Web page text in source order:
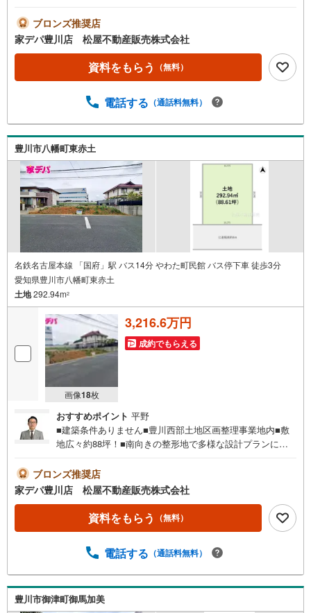
川市・知立市・浜松市の4店舗営業中！三河エリア・遠州エ
リアの物件ならおまかせください。新築戸建、中古戸建、
中古マンション、土地をお客様のご希望に合わせてご提案
いたします！・中古物件のリフォーム実績多数！中古物件
をご購入の際、約70％という多くの方々がリフォームを行
お住まいを実現できます。・キッズスペース用意しており
お電話でのお問い合わせがスムーズにご案内できます。右
下の電話ボタンをタッチ！もしくはお気軽にお電話くださ
い。
ブロンズ推奨店
家デパ豊川店 松屋不動産販売株式会社
資料をもらう （無料）
電話する （通話料無料）
豊川市八幡町東赤土
名鉄名古屋本線 「国府」駅 バス14分 やわた町民館 バス停下車 徒歩3分
愛知県豊川市八幡町東赤土
土地292.94m2
画像18枚
3,216.6万円
成約でもらえる
おすすめポイント 平野
■建築条件ありません■豊川西部土地区画整理事業地内■敷
地広々約88坪！■南向きの整形地で多様な設計プランに対
徒歩10分圏内に充実！●家デパ 松屋不動産販売 のつよみ
●・豊橋市・豊川市・知立市・浜松市の4店舗営業中！三河
エリア・遠州エリアの物件ならおまかせください。新築戸
建、中古戸建、中古マンション、土地をお客様のご希望に
合わせてご提案いたします！・中古物件のリフォーム実績
リフォームを行っています。新築購入より低コストで、新
い。・営業時間 午前9時00分～午後6時30分 （定休日:水曜
日）この時間帯はお電話でのお問い合わせがスムーズにご
ブロンズ推奨店
家デパ豊川店 松屋不動産販売株式会社
資料をもらう （無料）
電話する （通話料無料）
豊川市御津町御馬加美